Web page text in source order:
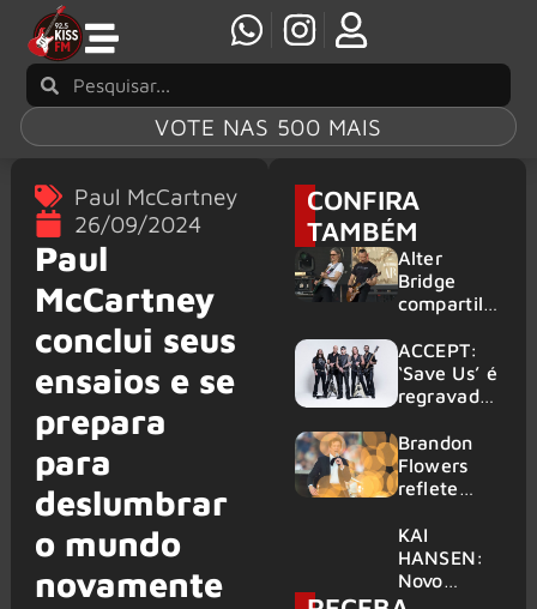
VOTE NAS 500 MAIS
Paul McCartney
26/09/2024
Paul
McCartney
conclui seus
ensaios e se
prepara
para
deslumbrar
o mundo
novamente
CONFIRA
TAMBÉM
Alter
Bridge
compartilh
vivo de
“Fortress”
gravada
am Ring
2026
ACCEPT:
‘Save Us’ é
regravada
membros
do GHOST
e KORN
Brandon
Flowers
reflete
futuro e
levanta
possibilida
de de
KAI
HANSEN:
Novo
single